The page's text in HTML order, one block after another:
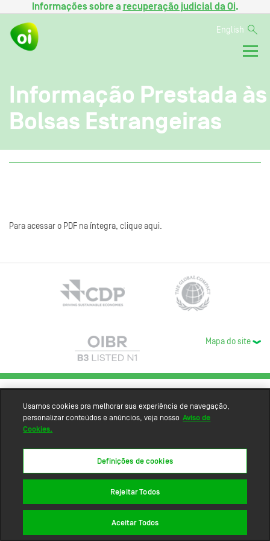
Informações sobre a recuperação judicial da Oi.
English
Informação Prestada às
Bolsas Estrangeiras
Para acessar o PDF na íntegra, clique aqui.
Mapa do site
Usamos cookies pra melhorar sua experiência de navegação,
personalizar conteúdos e anúncios, veja nosso Aviso de
Cookies.
Definições de cookies
Rejeitar Todos
Aceitar Todos